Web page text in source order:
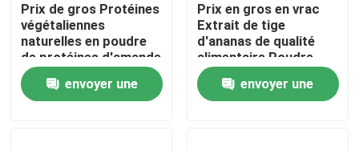
À la maison
Produits
Prix ​​de gros Protéines
végétaliennes
naturelles en poudre
de protéines d'amande
40 % 50 % 60 %
envoyer une
Prix en gros en vrac
Extrait de tige
d'ananas de qualité
alimentaire Poudre
d'enzyme de
bromélaïne
1200/2400 GDU
envoyer une